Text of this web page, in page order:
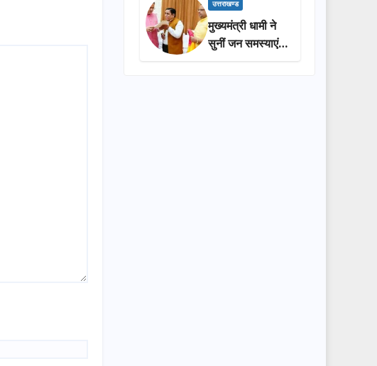
प्रशासन की
सराहना…
उत्तराखण्ड
मुख्यमंत्री धामी ने
सुनीं जन समस्याएं,
अधिकारियों को